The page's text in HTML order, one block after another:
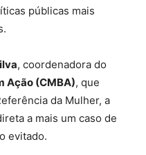
públicas mais
, coordenadora do
Ação (CMBA), que
da Mulher, a
a mais um caso de
evitado.